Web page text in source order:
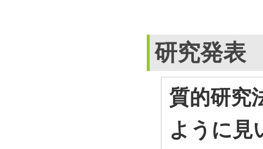
研究発表
質的研究
ように見